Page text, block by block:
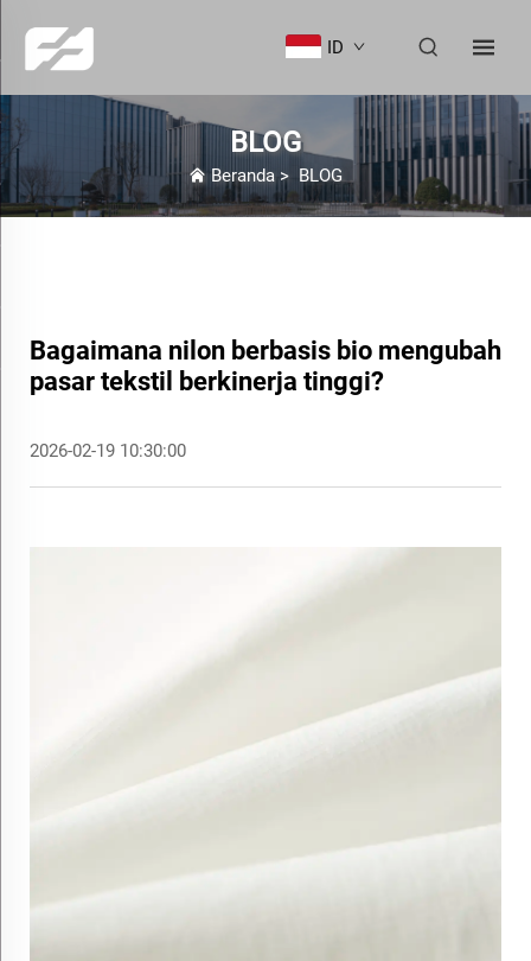
ID
BLOG
Beranda > BLOG
Bagaimana nilon berbasis bio mengubah
pasar tekstil berkinerja tinggi?
2026-02-19 10:30:00